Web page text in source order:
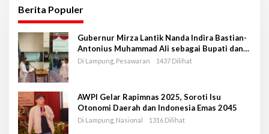
Berita Populer
Gubernur Mirza Lantik Nanda Indira Bastian-
Antonius Muhammad Ali sebagai Bupati dan
Wakil Bupati Pesawaran Periode 2025-2030
Di Lampung, Pesawaran 1437 Dilihat
AWPI Gelar Rapimnas 2025, Soroti Isu
Otonomi Daerah dan Indonesia Emas 2045
Di Lampung, Nasional 1316 Dilihat